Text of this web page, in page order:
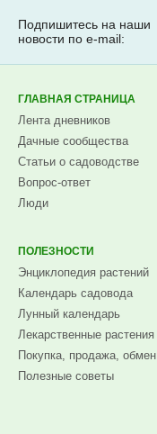
Подпишитесь на наши
новости по e-mail:
ГЛАВНАЯ СТРАНИЦА
Лента дневников
Дачные сообщества
Статьи о садоводстве
Вопрос-ответ
Люди
ПОЛЕЗНОСТИ
Энциклопедия растений
Календарь садовода
Лунный календарь
Лекарственные растения
Покупка, продажа, обмен
Полезные советы